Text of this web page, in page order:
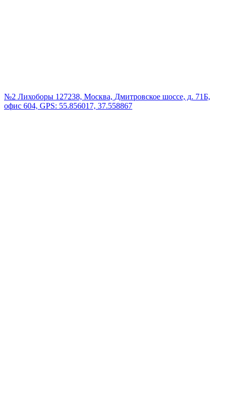
№2 Лихоборы 127238, Москва, Дмитровское шоссе, д. 71Б,
офис 604, GPS: 55.856017, 37.558867